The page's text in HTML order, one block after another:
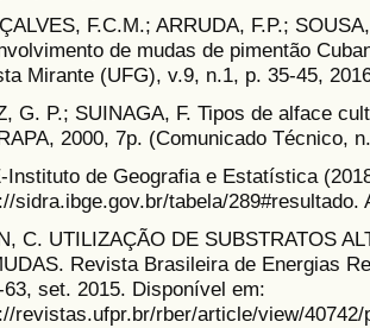
F.C.M.; ARRUDA, F.P.;
de mudas de pimentão
Mirante (UFG), v.9, n.1, p. 35-45,
G. P.; SUINAGA, F. Tipos de alface
2000, 7p. (Comunicado Técnico,
Instituto de Geografia e Estatística
sidra.ibge.gov.br/tabela/289#resultado.
C. UTILIZAÇÃO DE SUBSTRATOS
Revista Brasileira de Energias
63, set. 2015. Disponível em:
revistas.ufpr.br/rber/article/view/